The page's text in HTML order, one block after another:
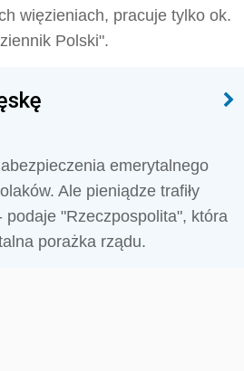
więzieniach, pracuje tylko ok.
Polski".
emerytalnego
Ale pieniądze trafiły
podaje "Rzeczpospolita", która
porażka rządu.